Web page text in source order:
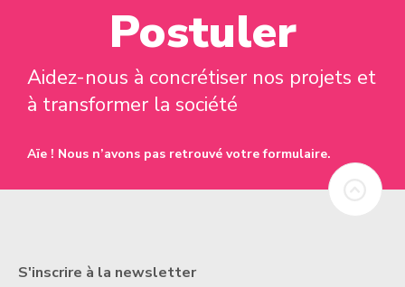
Postuler
Aidez-nous à concrétiser nos projets et
à transformer la société
Aïe ! Nous n’avons pas retrouvé votre formulaire.
S'inscrire à la newsletter